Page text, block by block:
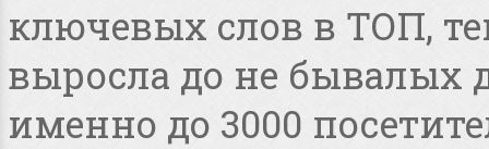
ключевых слов в ТОП,
выросла до не бывалых
именно до 3000